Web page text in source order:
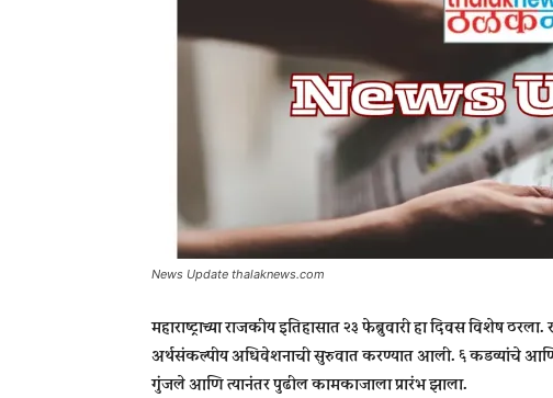
News Update thalaknews.com
महाराष्ट्राच्या राजकीय इतिहासात २३ फेब्रुवारी हा दिवस विशेष
अर्थसंकल्पीय अधिवेशनाची सुरुवात करण्यात आली. ६ कडव्यांचे
गुंजले आणि त्यानंतर पुढील कामकाजाला प्रारंभ झाला.